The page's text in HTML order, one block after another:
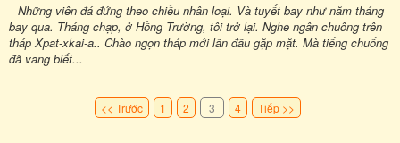
Những viên đá đứng theo chiều nhân loại. Và tuyết bay như năm tháng
bay qua. Tháng chạp, ở Hồng Trường, tôi trở lại. Nghe ngân chuông trên
tháp Xpat-xkai-a.. Chào ngọn tháp mới lần đầu gặp mặt. Mà tiếng chuống
đã vang biết...
<< Trước 1 2 3 4 Tiếp >>